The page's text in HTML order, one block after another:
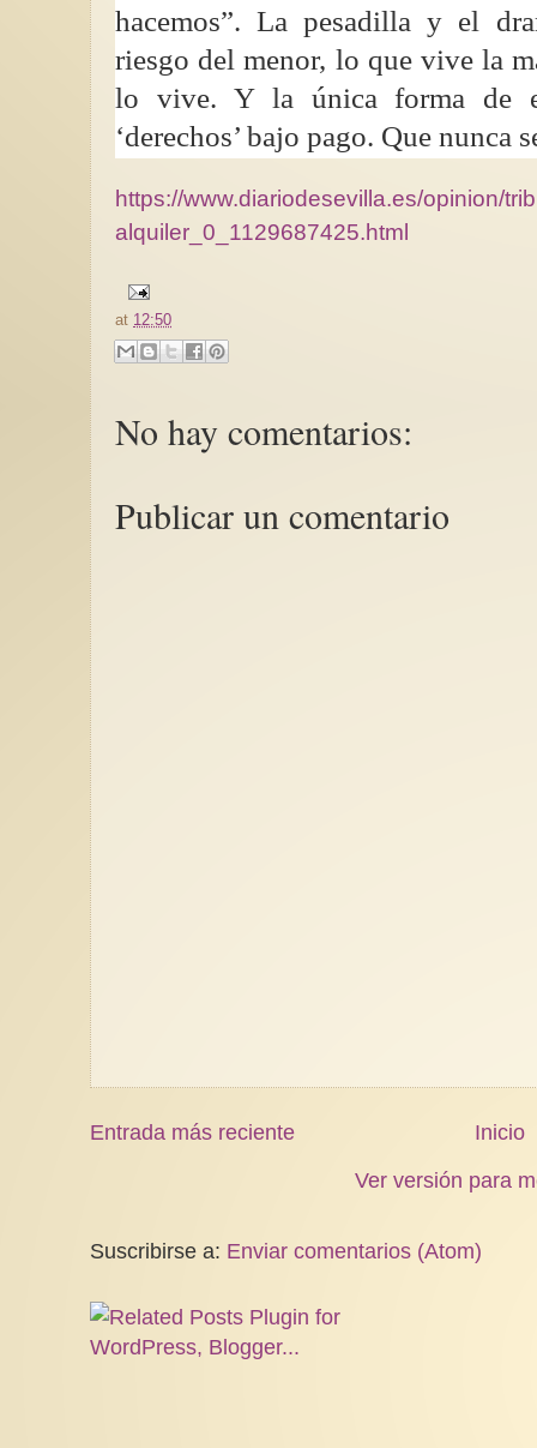
hacemos”. La pesadilla y el
riesgo del menor, lo que vive la
lo vive. Y la única forma de
‘derechos’ bajo pago. Que nunca
https://www.diariodesevilla.es/opinion/
alquiler_0_1129687425.html
at 12:50
No hay comentarios:
Publicar un comentario
Entrada más reciente
Inicio
Ver versión para
Suscribirse a: Enviar comentarios (Atom)